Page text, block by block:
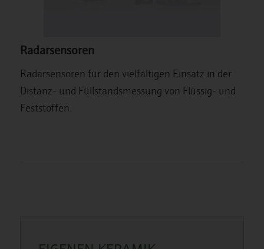
Radarsensoren
Radarsensoren für den vielfältigen Einsatz in der
Distanz- und Füllstandsmessung von Flüssig- und
Feststoffen.